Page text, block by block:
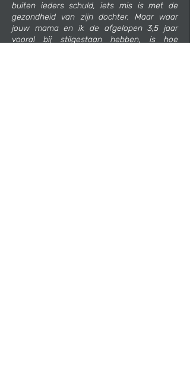
buiten ieders schuld, iets mis is met de
gezondheid van zijn dochter. Maar waar
jouw mama en ik de afgelopen 3,5 jaar
vooral bij stilgestaan hebben, is hoe